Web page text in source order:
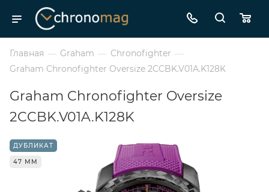
Главная — Graham — Chronofighter —
Graham Chronofighter Oversize 2CCBK.V01A.K128K
Graham Chronofighter Oversize
2CCBK.V01A.K128K
ДУБЛИКАТ
47 ММ